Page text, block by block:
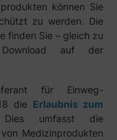
können Sie
zu werden. Die
finden Sie – gleich zu
auf der
für Einweg-
die Erlaubnis zum
umfasst die
Medizinprodukten